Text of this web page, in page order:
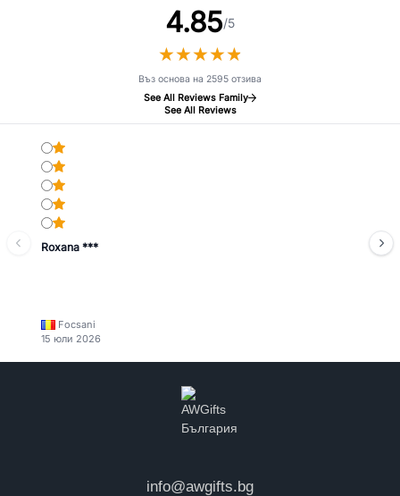
4.85/5
★★★★★
★★★★★
Въз основа на 2595 отзива
See All Reviews Family
See All Reviews
Roxana ***
Focsani
15 юли 2026
info@awgifts.bg